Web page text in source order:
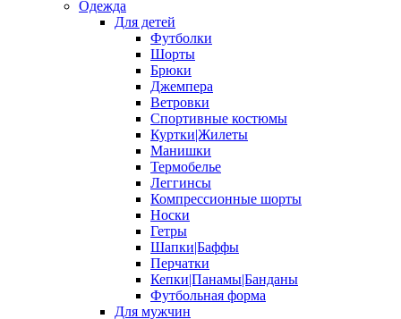
Одежда
Для детей
Футболки
Шорты
Брюки
Джемпера
Ветровки
Спортивные костюмы
Куртки|Жилеты
Манишки
Термобелье
Леггинсы
Компрессионные шорты
Носки
Гетры
Шапки|Баффы
Перчатки
Кепки|Панамы|Банданы
Футбольная форма
Для мужчин